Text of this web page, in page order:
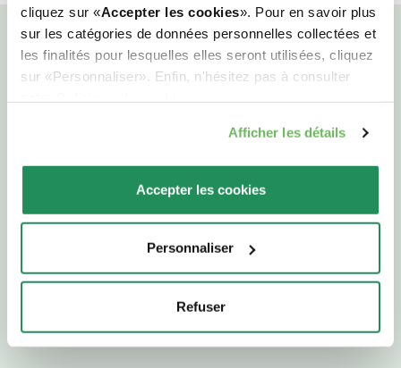
cliquez sur «Accepter les cookies». Pour en savoir plus
sur les catégories de données personnelles collectées et
les finalités pour lesquelles elles seront utilisées, cliquez
sur «Personnaliser». Enfin, n'hésitez pas à consulter
Afficher les détails
Accepter les cookies
Personnaliser
Refuser
Notre Monde d’Amour pour
vous et votre animal de
compagnie
Abonnez-vous à notre newsletter
pour entrer dans le Monde d’Amour
Oasy ! Toute l’actualité pour vous et
vos animaux de compagnie.